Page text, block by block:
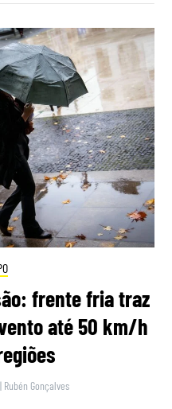
frente fria traz
até 50 km/h
| Rubén Gonçalves